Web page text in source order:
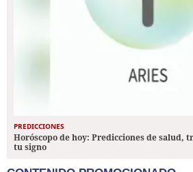
PREDICCIONES
Horóscopo de hoy: Predicciones de salud,
tu signo